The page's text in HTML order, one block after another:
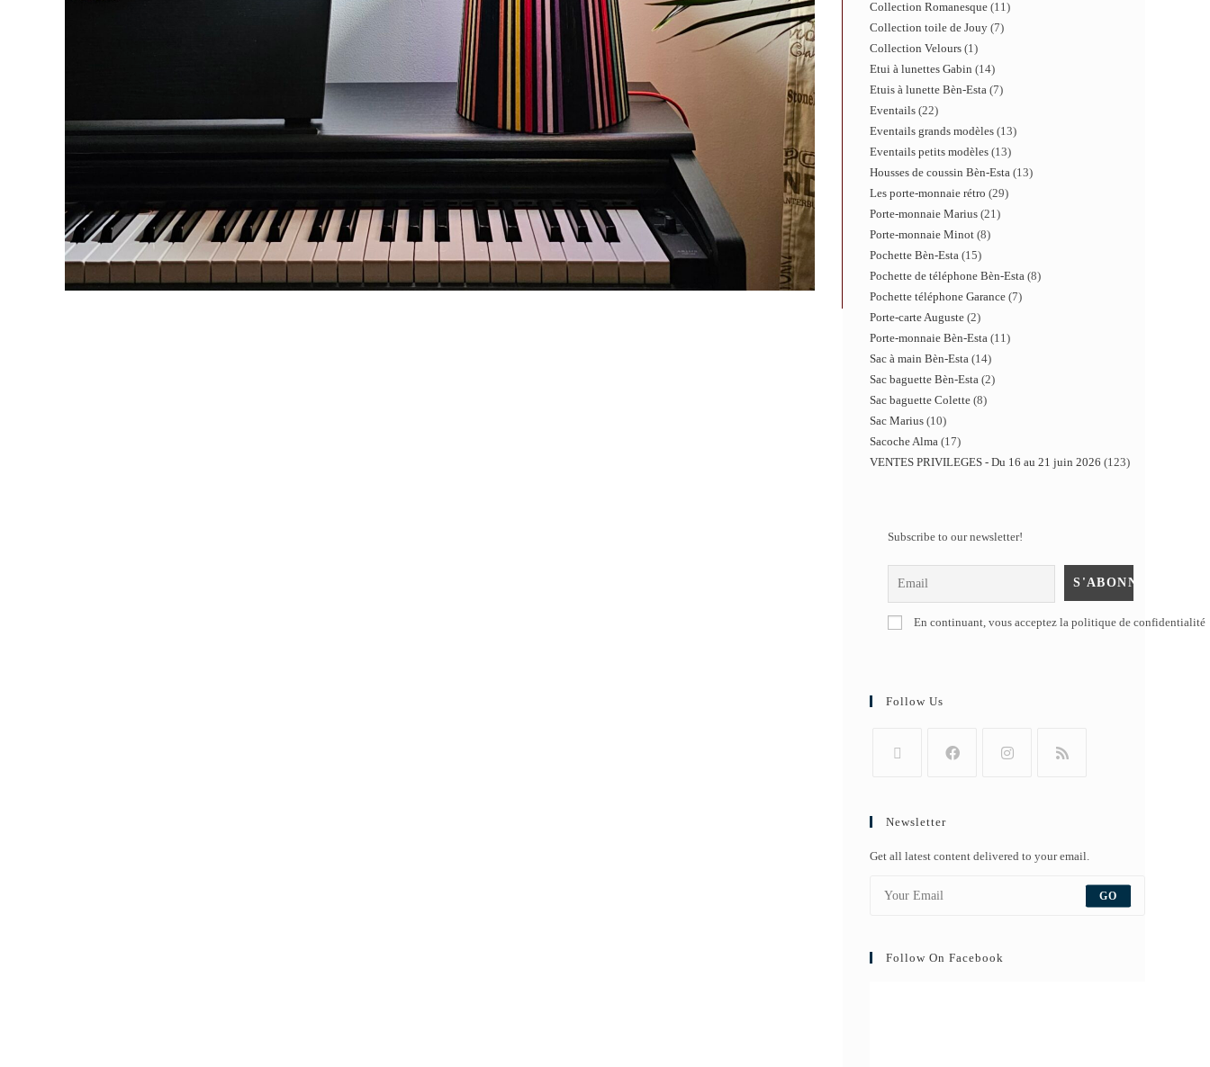
Collection Romanesque 11
Collection toile de Jouy 7
Collection Velours 1
Etui à lunettes Gabin 14
Etuis à lunette Bèn-Esta 7
Eventails 22
Eventails grands modèles 13
Eventails petits modèles 13
Housses de coussin Bèn-Esta 13
Les porte-monnaie rétro 29
Porte-monnaie Marius 21
Porte-monnaie Minot 8
Pochette Bèn-Esta 15
Pochette de téléphone Bèn-Esta 8
Pochette téléphone Garance 7
Porte-carte Auguste 2
Porte-monnaie Bèn-Esta 11
Sac à main Bèn-Esta 14
Sac baguette Bèn-Esta 2
Sac baguette Colette 8
Sac Marius 10
Sacoche Alma 17
VENTES PRIVILEGES - Du 16 au 21 juin 2026 123
Subscribe to our newsletter!
En continuant, vous acceptez la politique de confidentialité
Follow Us
Newsletter
Get all latest content delivered to your email.
GO
Follow On Facebook